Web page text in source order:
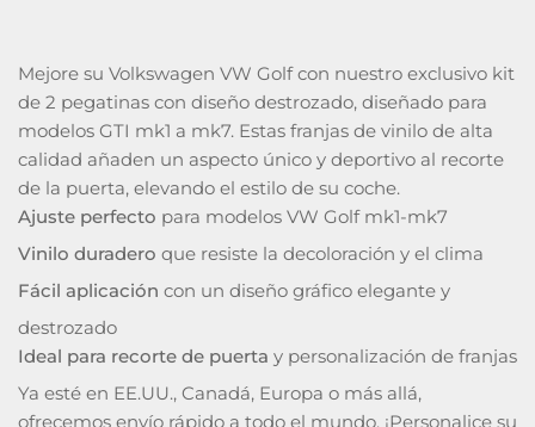
Mejore su Volkswagen VW Golf con nuestro exclusivo kit
de 2 pegatinas con diseño destrozado, diseñado para
modelos GTI mk1 a mk7. Estas franjas de vinilo de alta
calidad añaden un aspecto único y deportivo al recorte
de la puerta, elevando el estilo de su coche.
Ajuste perfecto para modelos VW Golf mk1-mk7
Vinilo duradero que resiste la decoloración y el clima
Fácil aplicación con un diseño gráfico elegante y
destrozado
Ideal para recorte de puerta y personalización de franjas
Ya esté en EE.UU., Canadá, Europa o más allá,
ofrecemos envío rápido a todo el mundo. ¡Personalice su